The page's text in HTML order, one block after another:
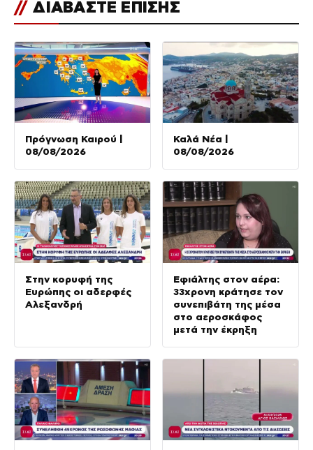
// ΔΙΑΒΑΣΤΕ ΕΠΙΣΗΣ
Πρόγνωση Καιρού |
08/08/2026
Καλά Νέα |
08/08/2026
Στην κορυφή της
Ευρώπης οι αδερφές
Αλεξανδρή
Εφιάλτης στον αέρα:
33χρονη κράτησε τον
συνεπιβάτη της μέσα
στο αεροσκάφος
μετά την έκρηξη